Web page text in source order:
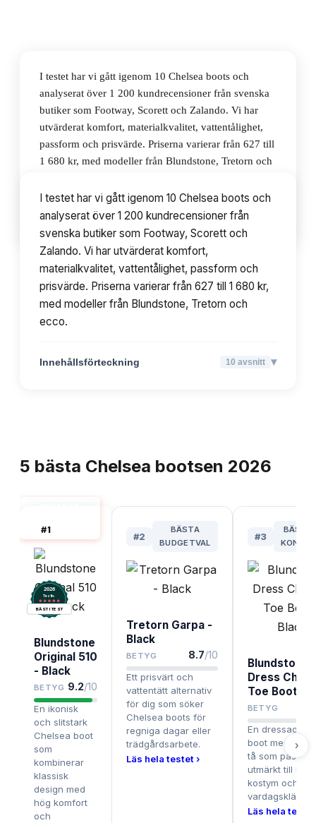
I testet har vi gått igenom 10 Chelsea boots och
analyserat över 1 200 kundrecensioner från svenska
butiker som Footway, Scorett och Zalando. Vi har
utvärderat komfort, materialkvalitet, vattentålighet,
passform och prisvärde. Priserna varierar från 627 till
1 680 kr, med modeller från Blundstone, Tretorn och
Innehållsförteckning 10avsnitt
I testet har vi gått igenom 10 Chelsea boots och
analyserat över 1 200 kundrecensioner från
svenska butiker som Footway, Scorett och
Zalando. Vi har utvärderat komfort,
materialkvalitet, vattentålighet, passform och
prisvärde. Priserna varierar från 627 till 1 680 kr,
med modeller från Blundstone, Tretorn och
ecco.
Innehållsförteckning 10 avsnitt ▾
5 bästa Chelsea bootsen 2026
I TEST
#1
2026
Testix.
BÄST I TEST
Blundstone
Original 510
- Black
BETYG 9.2/10
En ikonisk
och slitstark
Chelsea boot
som
kombinerar
klassisk
design med
hög komfort
och
#2
BÄSTA
BUDGETVAL
Tretorn Garpa -
Black
BETYG 8.7/10
Ett prisvärt och
vattentätt alternativ
för dig som söker
Chelsea boots för
regniga dagar eller
trädgårdsarbete.
Läs hela testet ›
#3
BÄST
Blundstone
Dress
Toe Boot -
BETYG
En dressad
boot med
tå som passar
utmärkt till
kostym och
vardagskläder.
Läs hela testet
›